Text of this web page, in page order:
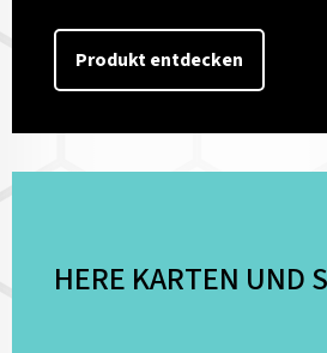
Produkt entdecken
HERE KARTEN UND